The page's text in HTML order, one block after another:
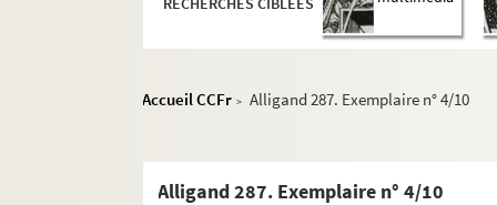
Accueil CCFr > Alligand 287. Exemplaire n° 4/10
Alligand 287. Exemplaire n° 4/10